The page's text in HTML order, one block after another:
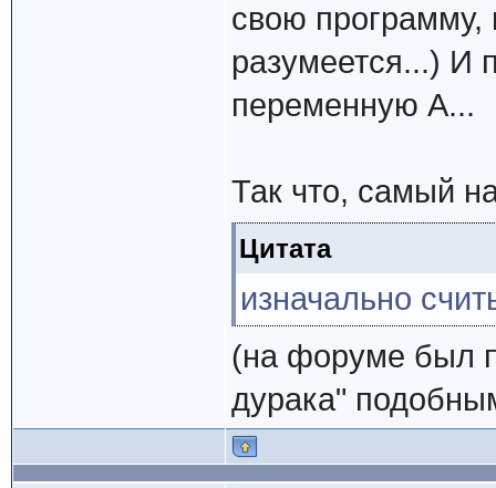
свою программу,
разумеется...) И
переменную A...
Так что, самый
Цитата
изначально
(на форуме был
дурака"